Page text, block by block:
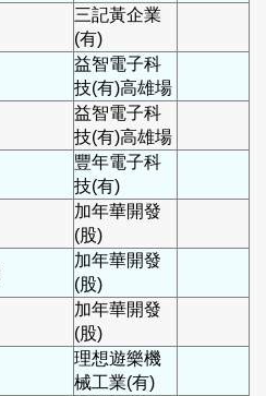
三記黃企業
(有)
益智電子科
技(有)高雄場
益智電子科
技(有)高雄場
豐年電子科
技(有)
加年華開發
(股)
加年華開發
(股)
加年華開發
(股)
理想遊樂機
械工業(有)